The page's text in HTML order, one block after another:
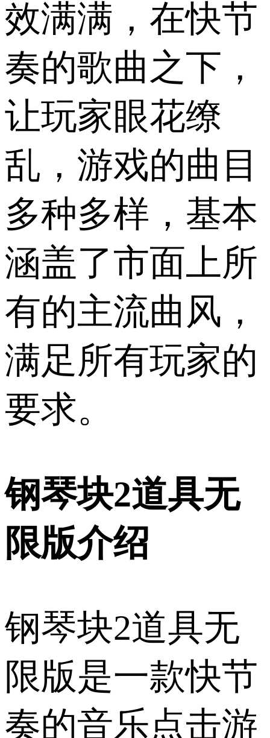
效满满，在快节
奏的歌曲之下，
让玩家眼花缭
乱，游戏的曲目
多种多样，基本
涵盖了市面上所
有的主流曲风，
满足所有玩家的
要求。
钢琴块2道具无
限版介绍
钢琴块2道具无
限版是一款快节
奏的音乐点击游